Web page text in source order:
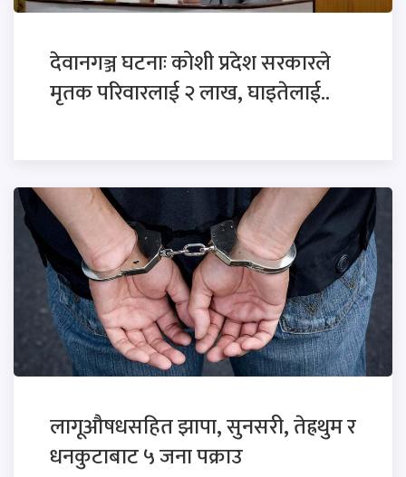
देवानगञ्ज घटनाः कोशी प्रदेश सरकारले
मृतक परिवारलाई २ लाख, घाइतेलाई..
लागूऔषधसहित झापा, सुनसरी, तेह्रथुम र
धनकुटाबाट ५ जना पक्राउ